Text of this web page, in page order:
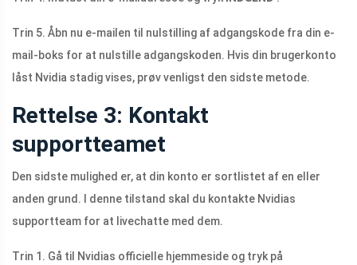
Trin 5. Åbn nu e-mailen til nulstilling af adgangskode fra din e-
mail-boks for at nulstille adgangskoden. Hvis din brugerkonto
låst Nvidia stadig vises, prøv venligst den sidste metode.
Rettelse 3: Kontakt
supportteamet
Den sidste mulighed er, at din konto er sortlistet af en eller
anden grund. I denne tilstand skal du kontakte Nvidias
supportteam for at livechatte med dem.
Trin 1. Gå til Nvidias officielle hjemmeside og tryk på